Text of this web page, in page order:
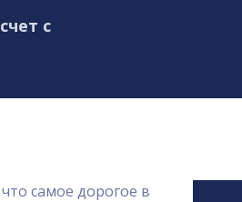
с
самое дорогое в